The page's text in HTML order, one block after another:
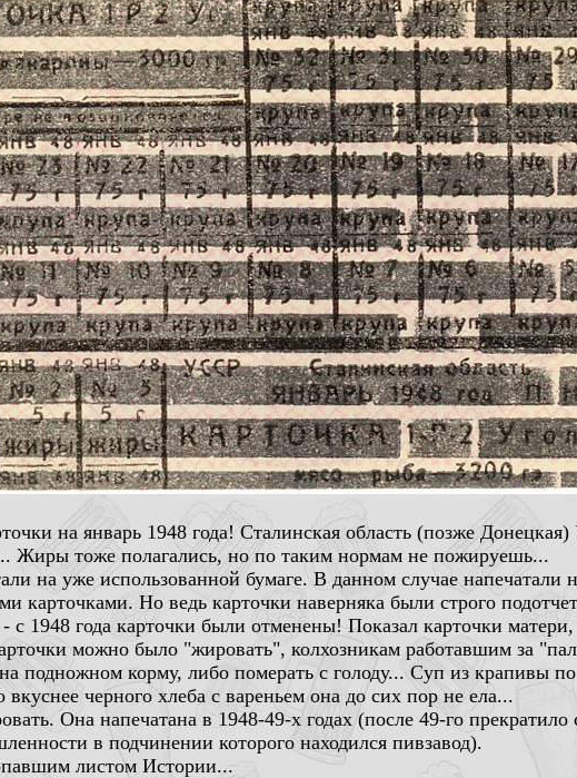
на январь 1948 года! Сталинская область (позже
Жиры тоже полагались, но по таким нормам не пожируешь...
на уже использованной бумаге. В данном случае напечатали
карточками. Но ведь карточки наверняка были строго
с 1948 года карточки были отменены! Показал карточки
можно было "жировать", колхозникам работавшим за
подножном корму, либо померать с голоду... Суп из крапивы
черного хлеба с вареньем она до сих пор не ела...
Она напечатана в 1948-49-х годах (после 49-го
в подчинении которого находился пивзавод).
листом Истории...